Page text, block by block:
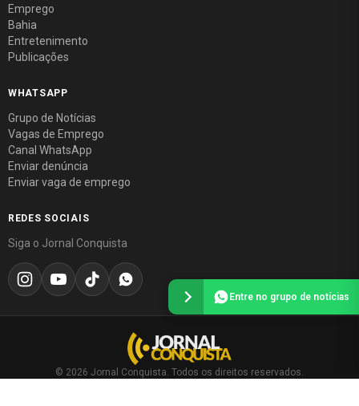
Emprego
Bahia
Entretenimento
Publicações
WHATSAPP
Grupo de Notícias
Vagas de Emprego
Canal WhatsApp
Enviar denúncia
Enviar vaga de emprego
REDES SOCIAIS
Siga o Jornal Conquista
© 2026 Jornal Conquista. Todos os direitos reservados.
Entre no grupo de notícias